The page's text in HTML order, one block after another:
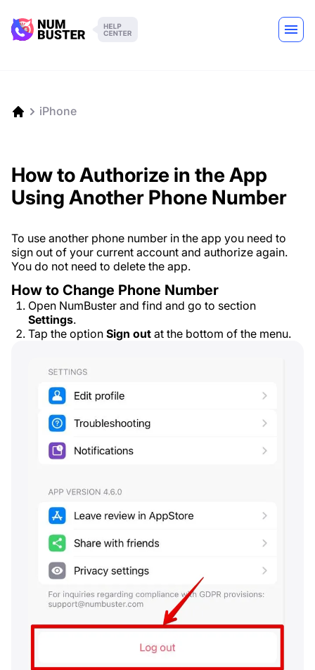
iPhone
How to Authorize in the App
Using Another Phone Number
To use another phone number in the app you need to
sign out of your current account and authorize again.
You do not need to delete the app.
How to Change Phone Number
Open NumBuster and find and go to section
Settings.
Tap the option Sign out at the bottom of the menu.